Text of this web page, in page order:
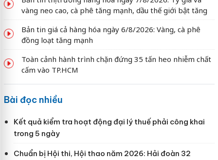
vàng neo cao, cà phê tăng mạnh, dầu thế giới bật tăng
Bản tin giá cả hàng hóa ngày 6/8/2026: Vàng, cà phê
đồng loạt tăng mạnh
Toàn cảnh hành trình chặn đứng 35 tấn heo nhiễm chất
cấm vào TP.HCM
Bài đọc nhiều
Kết quả kiểm tra hoạt động đại lý thuế phải công khai
trong 5 ngày
Chuẩn bị Hội thi, Hội thao năm 2026: Hải đoàn 32